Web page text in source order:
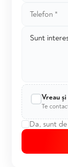
Vreau
Te
Da, sunt